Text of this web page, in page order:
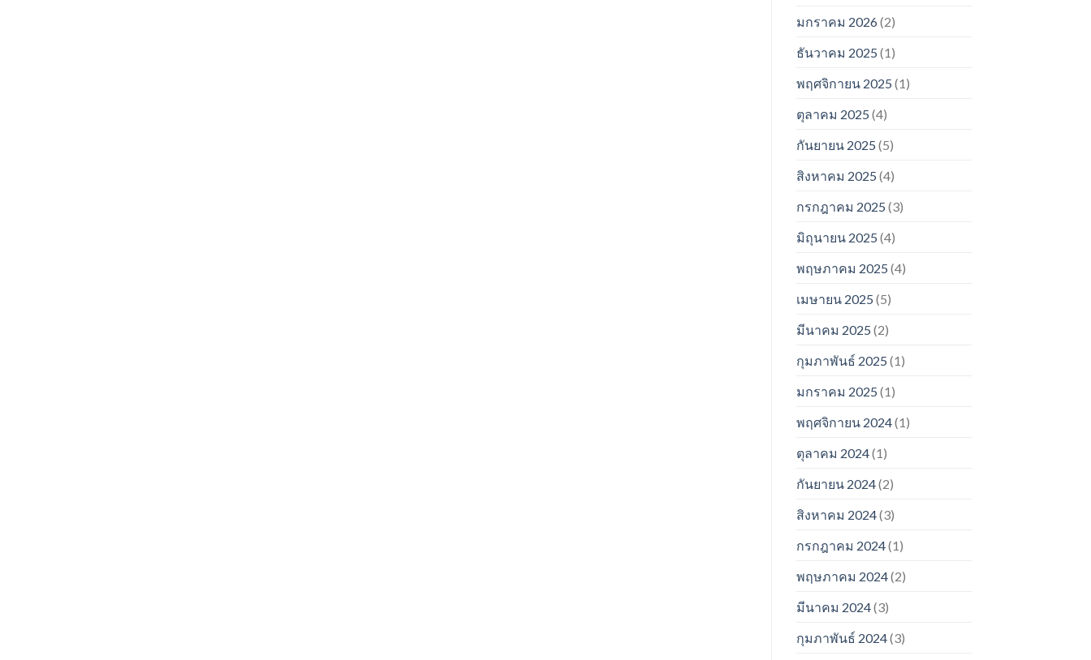
มกราคม 2026(2)
ธันวาคม 2025 (1)
พฤศจิกายน 2025 (1)
ตุลาคม 2025 (4)
กันยายน 2025 (5)
สิงหาคม 2025 (4)
กรกฎาคม 2025 (3)
มิถุนายน 2025 (4)
พฤษภาคม 2025 (4)
เมษายน 2025 (5)
มีนาคม 2025 (2)
กุมภาพันธ์ 2025 (1)
มกราคม 2025 (1)
พฤศจิกายน 2024(1)
ตุลาคม 2024(1)
กันยายน 2024(2)
สิงหาคม 2024(3)
กรกฎาคม 2024(1)
พฤษภาคม 2024(2)
มีนาคม 2024(3)
กุมภาพันธ์ 2024(3)